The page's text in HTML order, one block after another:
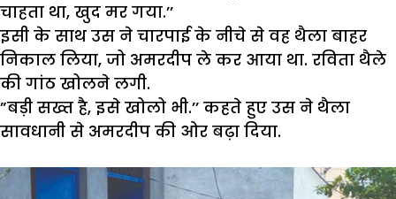
चाहता था, खुद मर गया.’’
इसी के साथ उस ने चारपाई के नीचे से वह थैला बाहर
निकाल लिया, जो अमरदीप ले कर आया था. रविता थैले
की गांठ खोलने लगी.
”बड़ी सख्त है, इसे खोलो भी.’’ कहते हुए उस ने थैला
सावधानी से अमरदीप की ओर बढ़ा दिया.